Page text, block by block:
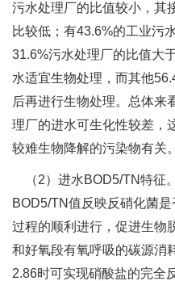
污水处理厂的比值较小，其
比较低；有43.6%的工业污
31.6%污水处理厂的比值大
水适宜生物处理，而其他
后再进行生物处理。总体来
理厂的进水可生化性较差，
较难生物降解的污染物有关。
（2）进水BOD5/TN特征
BOD5/TN值反映反硝化菌
过程的顺利进行，促进生物
和好氧段有氧呼吸的碳源消
2.86时可实现硝酸盐的完全